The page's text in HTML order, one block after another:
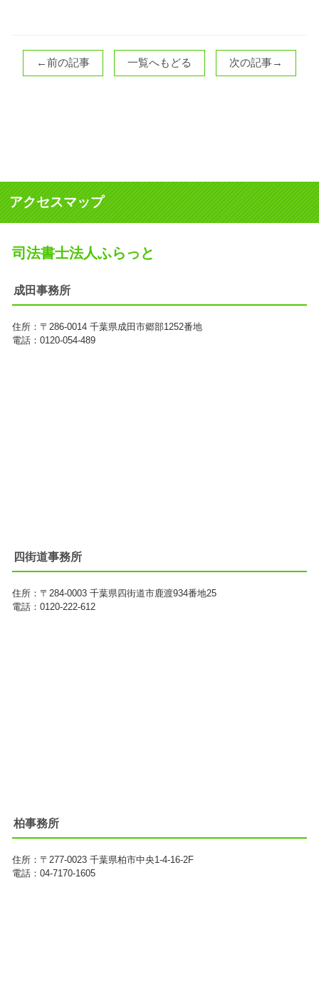
←前の記事 一覧へもどる 次の記事→
アクセスマップ
司法書士法人ふらっと
成田事務所
住所： 〒286-0014 千葉県成田市郷部1252番地
電話：0120-054-489
四街道事務所
住所： 〒284-0003 千葉県四街道市鹿渡934番地25
電話：0120-222-612
柏事務所
住所： 〒277-0023 千葉県柏市中央1-4-16-2F
電話：04-7170-1605